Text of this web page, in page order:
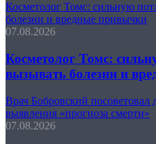
Косметолог Томс: сильную
болезни и вредные привычки
07.08.2026
Косметолог Томс:
вызывать болезни и
Врач Бобровский посоветовал
выявления «прогноза смерти»
07.08.2026